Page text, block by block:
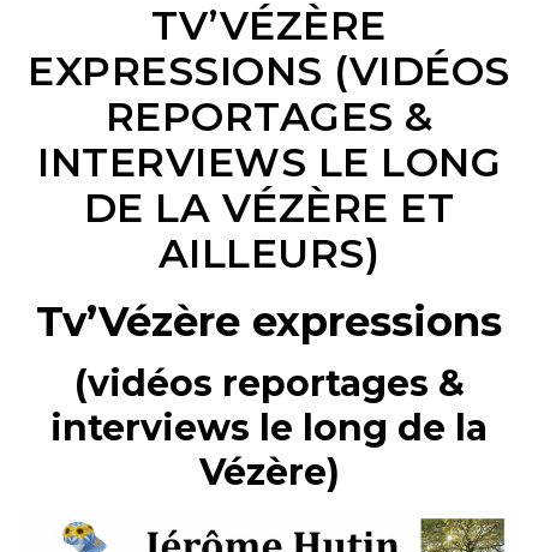
TV’VÉZÈRE
EXPRESSIONS (VIDÉOS
REPORTAGES &
INTERVIEWS LE LONG
DE LA VÉZÈRE ET
AILLEURS)
Tv’Vézère expressions
(vidéos reportages &
interviews le long de la
Vézère)